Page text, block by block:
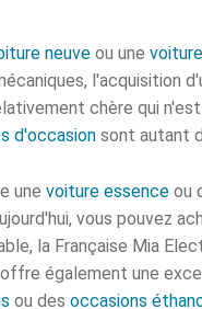
neuve ou une
l'acquisition
chère qui
d'occasion sont autant
une voiture essence ou
vous pouvez
la Française Mia
également une
ou des occasions